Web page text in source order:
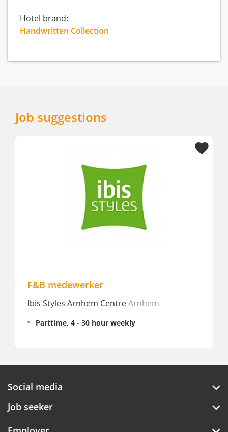
Hotel brand:
Handwritten Collection
Job suggestions
F&B medewerker
Ibis Styles Arnhem CentreArnhem
Parttime, 4 - 30 hour weekly
Social media
Job seeker